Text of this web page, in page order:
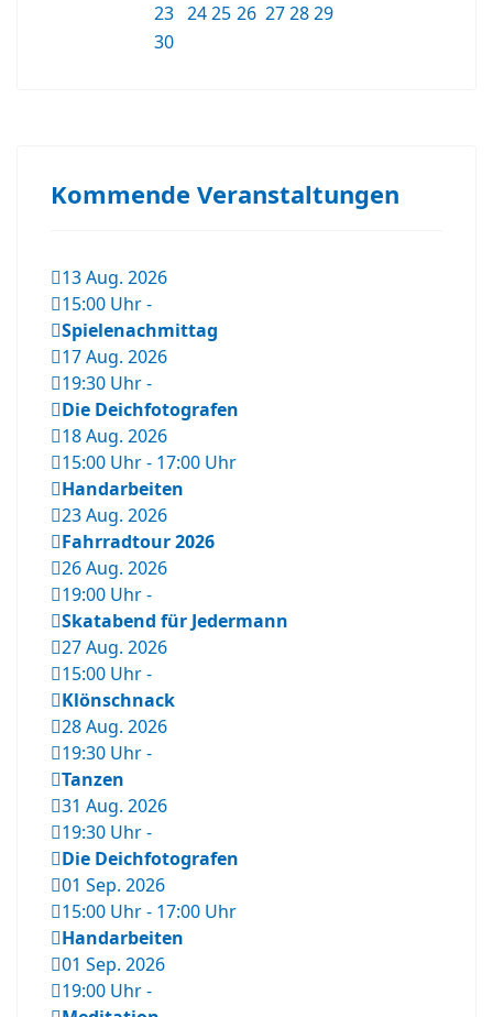
23 2425 26 272829
30
Kommende Veranstaltungen
13 Aug. 2026
15:00 Uhr-
Spielenachmittag
17 Aug. 2026
19:30 Uhr-
Die Deichfotografen
18 Aug. 2026
15:00 Uhr- 17:00 Uhr
Handarbeiten
23 Aug. 2026
Fahrradtour 2026
26 Aug. 2026
19:00 Uhr-
Skatabend für Jedermann
27 Aug. 2026
15:00 Uhr-
Klönschnack
28 Aug. 2026
19:30 Uhr-
Tanzen
31 Aug. 2026
19:30 Uhr-
Die Deichfotografen
01 Sep. 2026
15:00 Uhr- 17:00 Uhr
Handarbeiten
01 Sep. 2026
19:00 Uhr-